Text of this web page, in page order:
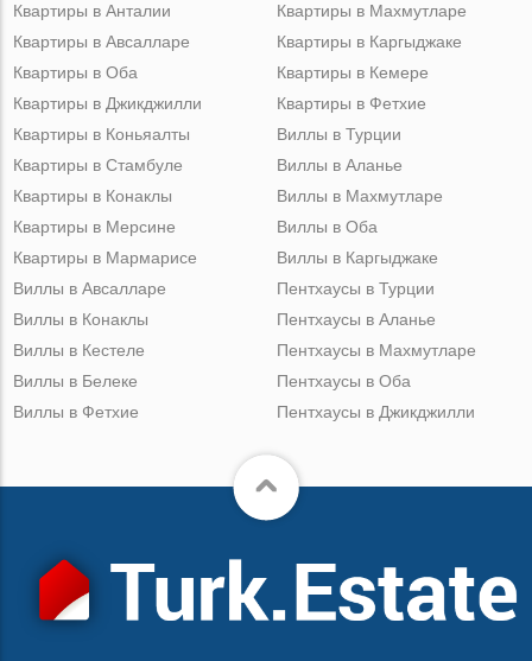
Квартиры в Анталии
Квартиры в Авсалларе
Квартиры в Оба
Квартиры в Джикджилли
Квартиры в Махмутларе
Квартиры в Каргыджаке
Квартиры в Кемере
Квартиры в Фетхие
Квартиры в Коньяалты
Квартиры в Стамбуле
Квартиры в Конаклы
Квартиры в Мерсине
Квартиры в Мармарисе
Виллы в Турции
Виллы в Аланье
Виллы в Махмутларе
Виллы в Оба
Виллы в Каргыджаке
Виллы в Авсалларе
Виллы в Конаклы
Виллы в Кестеле
Виллы в Белеке
Виллы в Фетхие
Пентхаусы в Турции
Пентхаусы в Аланье
Пентхаусы в Махмутларе
Пентхаусы в Оба
Пентхаусы в Джикджилли